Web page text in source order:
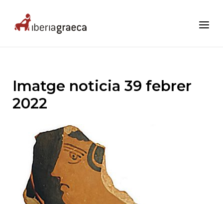
content
Home Menu
Imatge noticia 39 febrer
2022